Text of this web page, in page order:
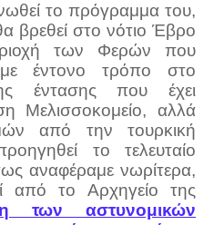
το πρόγραμμα του,
βρεθεί στο νότιο Έβρο
των Φερών που
με έντονο τρόπο στο
έντασης που έχει
Μελισσοκομείο, αλλά
από την τουρκική
το τελευταίο
αναφέραμε νωρίτερα,
από το Αρχηγείο της
των αστυνομικών